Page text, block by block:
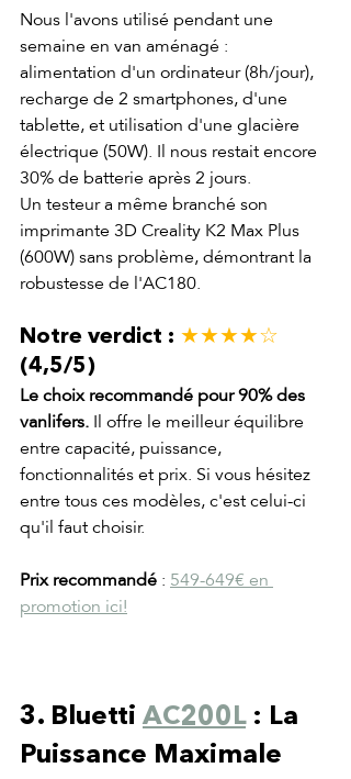
Nous l'avons utilisé pendant une
semaine en van aménagé :
alimentation d'un ordinateur (8h/jour),
recharge de 2 smartphones, d'une
tablette, et utilisation d'une glacière
électrique (50W). Il nous restait encore
30% de batterie après 2 jours.
Un testeur a même branché son
imprimante 3D Creality K2 Max Plus
(600W) sans problème, démontrant la
robustesse de l'AC180.
Notre verdict : ★★★★☆
(4,5/5)
Le choix recommandé pour 90% des
vanlifers. Il offre le meilleur équilibre
entre capacité, puissance,
fonctionnalités et prix. Si vous hésitez
entre tous ces modèles, c'est celui-ci
qu'il faut choisir.
Prix recommandé : 549-649€ en
promotion ici!
3. Bluetti AC200L : La
Puissance Maximale